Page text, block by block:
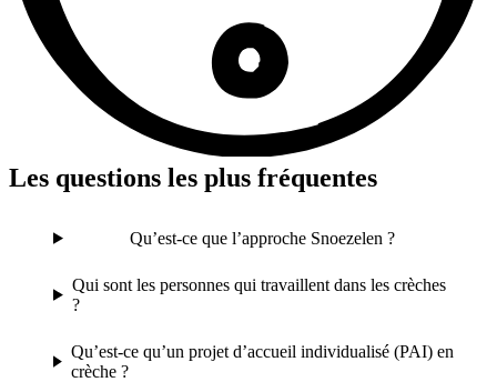
Les questions les plus fréquentes
Qu’est-ce que l’approche Snoezelen ?
Qui sont les personnes qui travaillent dans les crèches
?
Qu’est-ce qu’un projet d’accueil individualisé (PAI) en
crèche ?